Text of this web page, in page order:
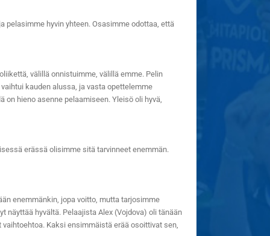
pelasimme hyvin yhteen. Osasimme odottaa, että
välillä onnistuimme, välillä emme. Pelin
kauden alussa, ja vasta opettelemme
hieno asenne pelaamiseen. Yleisö oli hyvä,
erässä olisimme sitä tarvinneet enemmän.
enemmänkin, jopa voitto, mutta tarjosimme
näyttää hyvältä. Pelaajista Alex (Vojdova) oli tänään
Kaksi ensimmäistä erää osoittivat sen,